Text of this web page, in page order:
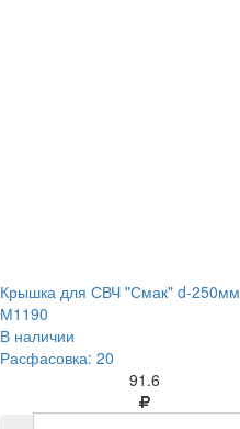
Крышка для СВЧ "Смак" d-250мм
М1190
В наличии
Расфасовка: 20
91.6